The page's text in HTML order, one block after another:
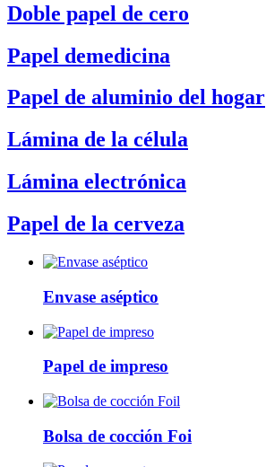
Doble papel de cero
Papel demedicina
Papel de aluminio del hogar
Lámina de la célula
Lámina electrónica
Papel de la cerveza
Envase aséptico
Papel de impreso
Bolsa de cocción Foi